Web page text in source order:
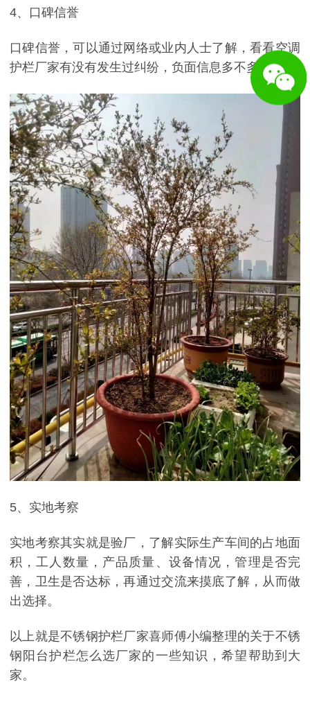
4、口碑信誉
口碑信誉，可以通过网络或业内人士了解，看看空调
护栏厂家有没有发生过纠纷，负面信息多不多。
5、实地考察
实地考察其实就是验厂，了解实际生产车间的占地面
积，工人数量，产品质量、设备情况，管理是否完
善，卫生是否达标，再通过交流来摸底了解，从而做
出选择。
以上就是不锈钢护栏厂家喜师傅小编整理的关于不锈
钢阳台护栏怎么选厂家的一些知识，希望帮助到大
家。